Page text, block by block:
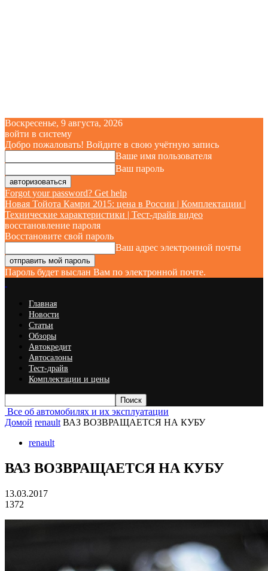
Воскресенье, 9 августа, 2026
войти в систему
Добро пожаловать! Войдите в свою учётную запись
Ваше имя пользователя
Ваш пароль
Forgot your password? Get help
Новая Тойота Камри 2015: цена в России | Комплектации |
Технические характеристики | Тест-драйв видео
восстановление пароля
Восстановите свой пароль
Ваш адрес электронной почты
Пароль будет выслан Вам по электронной почте.
Главная
Новости
Статьи
Обзоры
Автокредит
Автосалоны
Тест-драйв
Комплектации и цены
Все об автомобилях и их эксплуатации
Домой renault ВАЗ ВОЗВРАЩАЕТСЯ НА КУБУ
renault
ВАЗ ВОЗВРАЩАЕТСЯ НА КУБУ
13.03.2017
1372